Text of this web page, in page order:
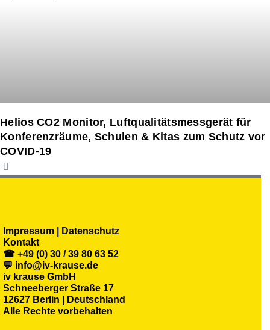
Helios CO2 Monitor, Luftqualitätsmessgerät für
Konferenzräume, Schulen & Kitas zum Schutz vor
COVID-19
Impressum | Datenschutz
Kontakt
☎ +49 (0) 30 / 39 80 63 52
💬 info@iv-krause.de
iv krause GmbH
Schneeberger Straße 17
12627 Berlin | Deutschland
Alle Rechte vorbehalten